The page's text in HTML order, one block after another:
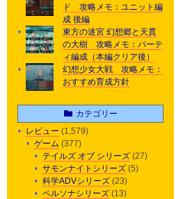
ド 攻略メモ：ユニット編
成 後編
東方の迷宮 幻想郷と天貫
の大樹 攻略メモ：パーテ
ィ編成（本編クリア後）
幻想少女大戦 攻略メモ：
おすすめ育成方針
カテゴリー
レビュー (1,579)
ゲーム (377)
テイルズ オブ シリーズ (27)
サモンナイトシリーズ (5)
科学ADVシリーズ (23)
ペルソナシリーズ (13)